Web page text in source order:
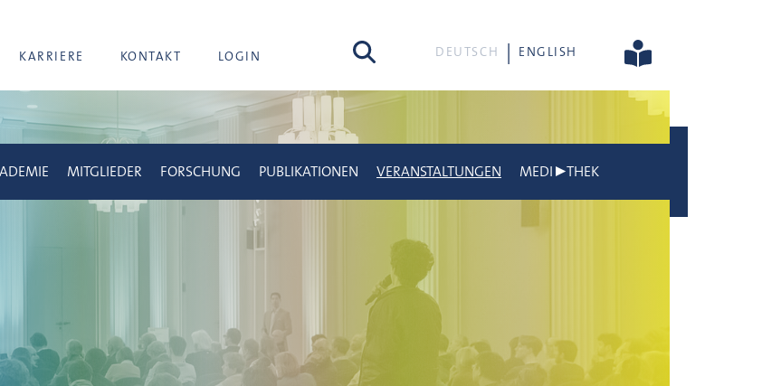
KARRIERE KONTAKT LOGIN Suche DEUTSCH ENGLISH
MITGLIEDER FORSCHUNG PUBLIKATIONEN VERANSTALTUNGEN MEDI▶THEK